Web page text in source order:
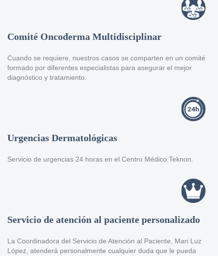
Comité Oncoderma Multidisciplinar
Cuando se requiere, nuestros casos se comparten en un comité
formado por diferentes especialistas para asegurar el mejor
diagnóstico y tratamiento.
Urgencias Dermatológicas
Servicio de urgencias 24 horas en el Centro Médico Teknon.
Servicio de atención al paciente personalizado
La Coordinadora del Servicio de Atención al Paciente, Mari Luz
López, atenderá personalmente cualquier duda que le pueda